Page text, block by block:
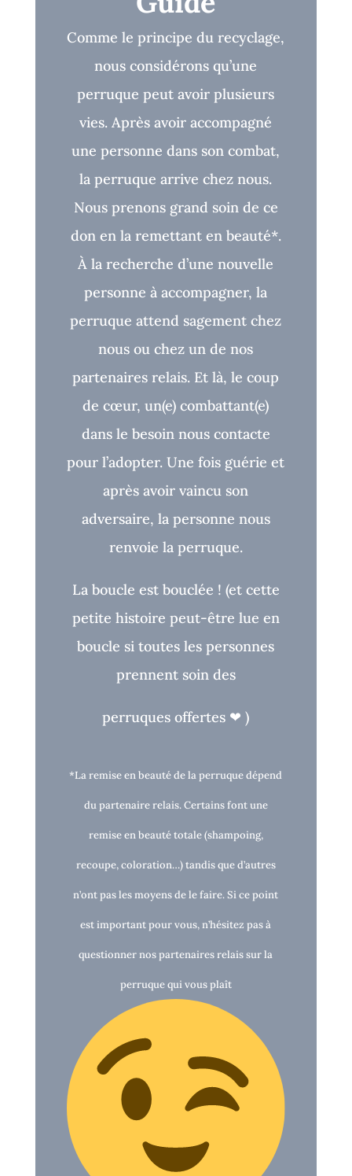
Comme le principe du recyclage,
nous considérons qu’une
perruque peut avoir plusieurs
vies. Après avoir accompagné
une personne dans son combat,
la perruque arrive chez nous.
Nous prenons grand soin de ce
don en la remettant en beauté*.
À la recherche d’une nouvelle
personne à accompagner, la
perruque attend sagement chez
nous ou chez un de nos
partenaires relais. Et là, le coup
de cœur, un(e) combattant(e)
dans le besoin nous contacte
pour l’adopter. Une fois guérie et
après avoir vaincu son
adversaire, la personne nous
renvoie la perruque.
La boucle est bouclée ! (et cette
petite histoire peut-être lue en
boucle si toutes les personnes
prennent soin des
perruques offertes ❤)
*La remise en beauté de la perruque dépend
du partenaire relais. Certains font une
remise en beauté totale (shampoing,
recoupe, coloration…) tandis que d’autres
n’ont pas les moyens de le faire. Si ce point
est important pour vous, n’hésitez pas à
questionner nos partenaires relais sur la
perruque qui vous plaît